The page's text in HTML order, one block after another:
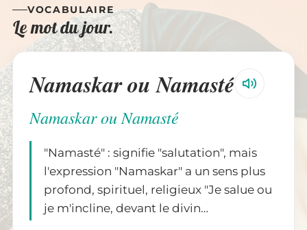
VOCABULAIRE
Le mot du jour.
Namaskar ou Namasté
Namaskar ou Namasté
"Namasté" : signifie "salutation", mais
l'expression "Namaskar" a un sens plus
profond, spirituel, religieux "Je salue ou
je m'incline, devant le divin…